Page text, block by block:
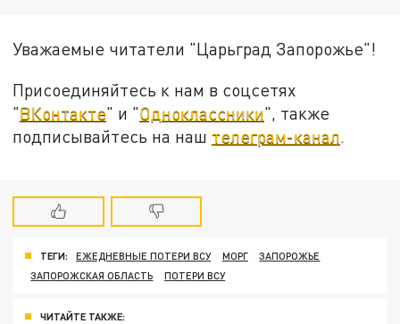
Уважаемые читатели "Царьград Запорожье"!
Присоединяйтесь к нам в соцсетях
"ВКонтакте" и "Одноклассники", также
подписывайтесь на наш телеграм-канал
ТЕГИ: ЕЖЕДНЕВНЫЕ ПОТЕРИ ВСУ МОРГ
ЗАПОРОЖЬЕ
ЗАПОРОЖСКАЯ ОБЛАСТЬ
ПОТЕРИ ВСУ
ЧИТАЙТЕ ТАКЖЕ: